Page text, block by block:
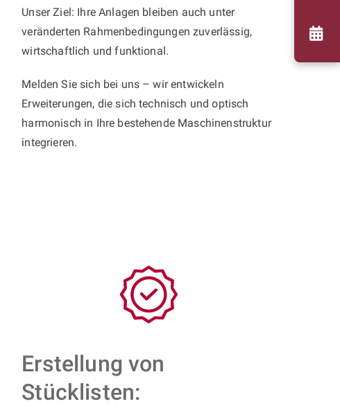
Unser Ziel: Ihre Anlagen bleiben auch unter
veränderten Rahmenbedingungen zuverlässig,
wirtschaftlich und funktional.
Melden Sie sich bei uns – wir entwickeln
Erweiterungen, die sich technisch und optisch
harmonisch in Ihre bestehende Maschinenstruktur
integrieren.
Erstellung von
Stücklisten: